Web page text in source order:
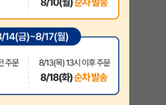
실기 87% 적중 신화 정